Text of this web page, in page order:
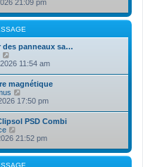
s
s
g
i
e
r
m
e
s
s
a
e
r
i
e
e
r
d
e
r
n
i
e
m
e
s
a
g
e
21:09 pm
des panneaux sa…
o
l
e
d
e
r
n
i
e
r
m
11:54 am
magnétique
o
r
l
e
d
e
r
17:50 pm
PSD Combi
o
r
l
21:52 pm